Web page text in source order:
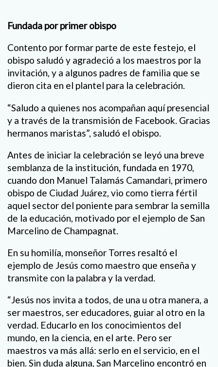
Fundada por primer obispo
Contento por formar parte de este festejo, el
obispo saludó y agradeció a los maestros por la
invitación, y a algunos padres de familia que se
dieron cita en el plantel para la celebración.
“Saludo a quienes nos acompañan aquí presencial
y a través de la transmisión de Facebook. Gracias
hermanos maristas”, saludó el obispo.
Antes de iniciar la celebración se leyó una breve
semblanza de la institución, fundada en 1970,
cuando don Manuel Talamás Camandari, primero
obispo de Ciudad Juárez, vio como tierra fértil
aquel sector del poniente para sembrar la semilla
de la educación, motivado por el ejemplo de San
Marcelino de Champagnat.
En su homilía, monseñor Torres resaltó el
ejemplo de Jesús como maestro que enseña y
transmite con la palabra y la verdad.
“Jesús nos invita a todos, de una u otra manera, a
ser maestros, ser educadores, guiar al otro en la
verdad. Educarlo en los conocimientos del
mundo, en la ciencia, en el arte. Pero ser
maestros va más allá: serlo en el servicio, en el
bien. Sin duda alguna, San Marcelino encontró en